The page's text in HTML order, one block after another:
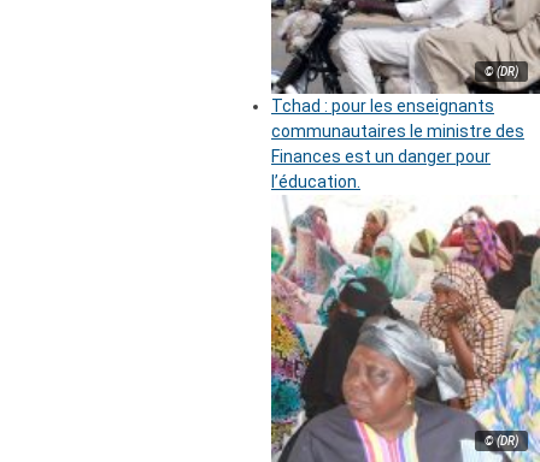
© (DR)
Tchad : pour les enseignants
communautaires le ministre des
Finances est un danger pour
l’éducation.
© (DR)